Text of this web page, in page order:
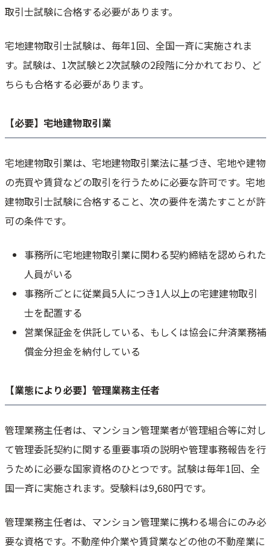
取引士試験に合格する必要があります。
宅地建物取引士試験は、毎年1回、全国一斉に実施されま
す。試験は、1次試験と2次試験の2段階に分かれており、ど
ちらも合格する必要があります。
【必要】宅地建物取引業
宅地建物取引業は、宅地建物取引業法に基づき、宅地や建物
の売買や賃貸などの取引を行うために必要な許可です。宅地
建物取引士試験に合格すること、次の要件を満たすことが許
可の条件です。
事務所に宅地建物取引業に関わる契約締結を認められた
人員がいる
事務所ごとに従業員5人につき1人以上の宅建建物取引
士を配置する
営業保証金を供託している、もしくは協会に弁済業務補
償金分担金を納付している
【業態により必要】管理業務主任者
管理業務主任者は、マンション管理業者が管理組合等に対し
て管理委託契約に関する重要事項の説明や管理事務報告を行
うために必要な国家資格のひとつです。試験は毎年1回、全
国一斉に実施されます。受験料は9,680円です。
管理業務主任者は、マンション管理業に携わる場合にのみ必
要な資格です。不動産仲介業や賃貸業などの他の不動産業に